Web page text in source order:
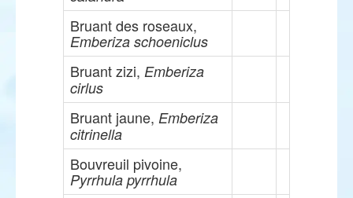
Bruant des roseaux,
Emberiza schoeniclus
Bruant zizi, Emberiza
cirlus
Bruant jaune, Emberiza
citrinella
Bouvreuil pivoine,
Pyrrhula pyrrhula